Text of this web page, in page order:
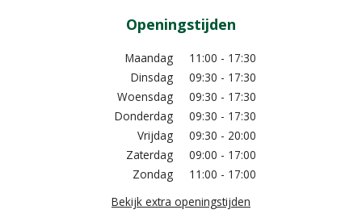
Openingstijden
Maandag
11:00 - 17:30
Dinsdag
09:30 - 17:30
Woensdag
09:30 - 17:30
Donderdag
09:30 - 17:30
Vrijdag
09:30 - 20:00
Zaterdag
09:00 - 17:00
Zondag
11:00 - 17:00
Bekijk extra openingstijden